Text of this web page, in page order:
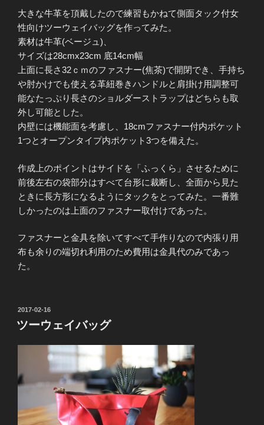
大きな牛革を頂戴したので練習もかねて側面タック付女
性向けツーウェイバッグを作ってみた。
素材は牛革(ベージュ)、
サイズは28cmx23cm 底14cm幅
上面に長さ32ｃｍのファスナー(焦茶)で開閉でき、手持ち
や肘かけでも使える革紐巻きハンドルと肩掛け用調整可
能なたっぷり長さのショルダーストラップはどちらも取
外し可能とした。
内壁には機能面を考慮し、18cmファスナー付内ポケット
1つとオープンタイプ内ポケット3つを備えた。
作成上のポイントはサイドを「ふっくら」させるために
前後左右の袋部分はすべて台形に裁断し、全面から見た
ときに長方形になるようにタックをとってみた。一番難
しかったのは上面のファスナー取付けであった。
ファスナーと金具を除いてすべて手作りなので内張り用
布も余りの端切れ利用のため費用は金具代のみであっ
た。
投
稿
日:
2017-02-16
ツーウェイバッグ